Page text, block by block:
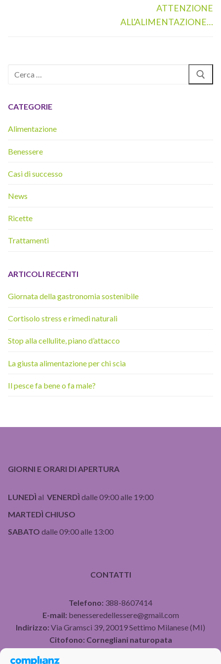
successivo:
ATTENZIONE
ALL'ALIMENTAZIONE…
Cerca:
CATEGORIE
Alimentazione
Benessere
Casi di successo
News
Ricette
Trattamenti
ARTICOLI RECENTI
Giornata della gastronomia sostenibile
Cortisolo stress e rimedi naturali
Stop alla cellulite, piano d’attacco
La giusta alimentazione per chi scia
Il pesce fa bene o fa male?
GIORNI E ORARI DI APERTURA
LUNEDÌ al VENERDÌ dalle 09:00 alle 19:00
MARTEDÌ CHIUSO
SABATO dalle 09:00 alle 13:00
CONTATTI
Telefono: 388-8607414
E-mail: benesseredellessere@gmail.com
Indirizzo: Via Gramsci 39, 20019 Settimo Milanese (MI)
Citofono: Cornegliani naturopata